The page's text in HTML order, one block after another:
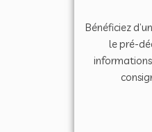
Bénéficiez
le pré-